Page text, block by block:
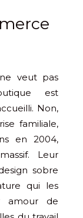
veut pas
est
Non,
familiale,
en 2004,
Leur
sobre
qui les
amour de